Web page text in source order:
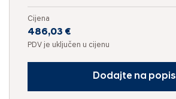
Cijena
486,03 €
PDV je uključen u cijenu
Dodajte na popis